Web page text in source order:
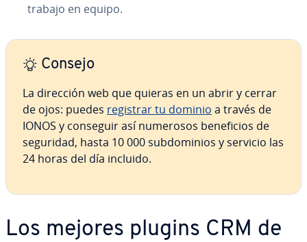
trabajo en equipo.
Consejo
La dirección web que quieras en un abrir y cerrar
de ojos: puedes registrar tu dominio a través de
IONOS y conseguir así numerosos be­ne­fi­cios de
seguridad, hasta 10 000 su­b­do­mi­nios y servicio las
24 horas del día incluido.
Los mejores plugins CRM de